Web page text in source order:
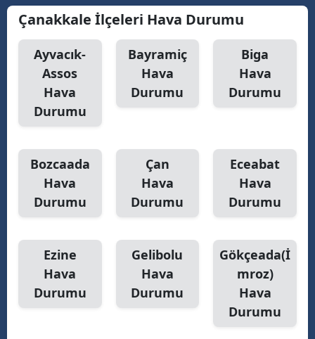
Kütahya
Malatya
Manisa
Kahramanmaraş
Muğla
Nevşehir
Niğde
Rize
Çanakkale İlçeleri Hava Durumu
Ayvacık-
Assos
Hava
Durumu
Bayramiç
Hava
Durumu
Biga
Hava
Durumu
Bozcaada
Hava
Durumu
Çan
Hava
Durumu
Eceabat
Hava
Durumu
Ezine
Hava
Durumu
Gelibolu
Hava
Durumu
Gökçeada(İ
mroz)
Hava
Durumu